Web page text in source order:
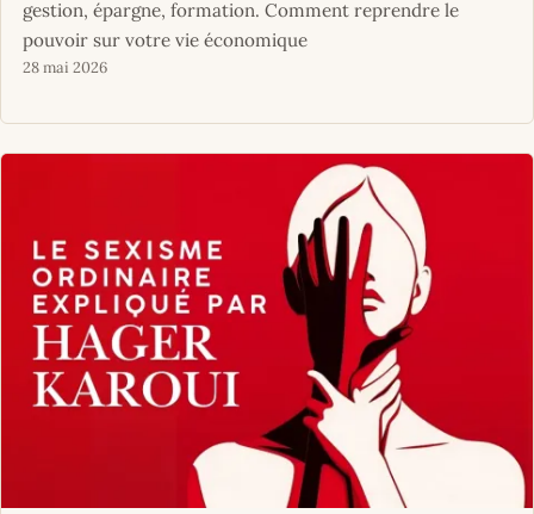
gestion, épargne, formation. Comment reprendre le
pouvoir sur votre vie économique
28 mai 2026